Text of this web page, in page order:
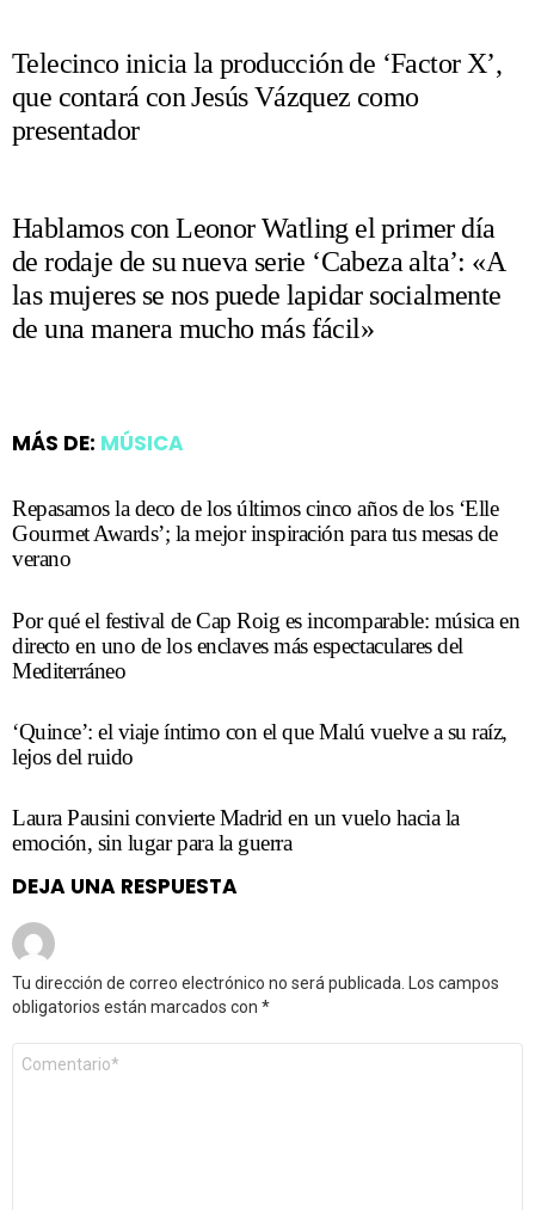
Telecinco inicia la producción de ‘Factor X’,
que contará con Jesús Vázquez como
presentador
Hablamos con Leonor Watling el primer día
de rodaje de su nueva serie ‘Cabeza alta’: «A
las mujeres se nos puede lapidar socialmente
de una manera mucho más fácil»
MÁS DE: MÚSICA
Repasamos la deco de los últimos cinco años de los ‘Elle
Gourmet Awards’; la mejor inspiración para tus mesas de
verano
Por qué el festival de Cap Roig es incomparable: música en
directo en uno de los enclaves más espectaculares del
Mediterráneo
‘Quince’: el viaje íntimo con el que Malú vuelve a su raíz,
lejos del ruido
Laura Pausini convierte Madrid en un vuelo hacia la
emoción, sin lugar para la guerra
DEJA UNA RESPUESTA
Tu dirección de correo electrónico no será publicada.
Los campos
obligatorios están marcados con *
Comentario